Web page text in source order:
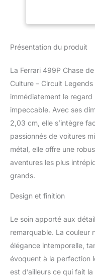
Présentation du produit
La Ferrari 499P Chase
Culture – Circuit
immédiatement le
impeccable. Avec ses
2,03 cm, elle s’intègre
passionnés de voitures
métal, elle offre une
aventures les plus
grands.
Design et finition
Le soin apporté aux
remarquable. La couleur
élégance intemporelle,
évoquent à la perfection
est d’ailleurs ce qui fait